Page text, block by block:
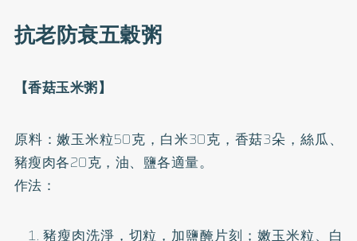
抗老防衰五穀粥
【香菇玉米粥】
原料：嫩玉米粒50克，白米30克，香菇3朵，絲瓜、
豬瘦肉各20克，油、鹽各適量。
作法：
豬瘦肉洗淨，切粒，加鹽醃片刻；嫩玉米粒、白